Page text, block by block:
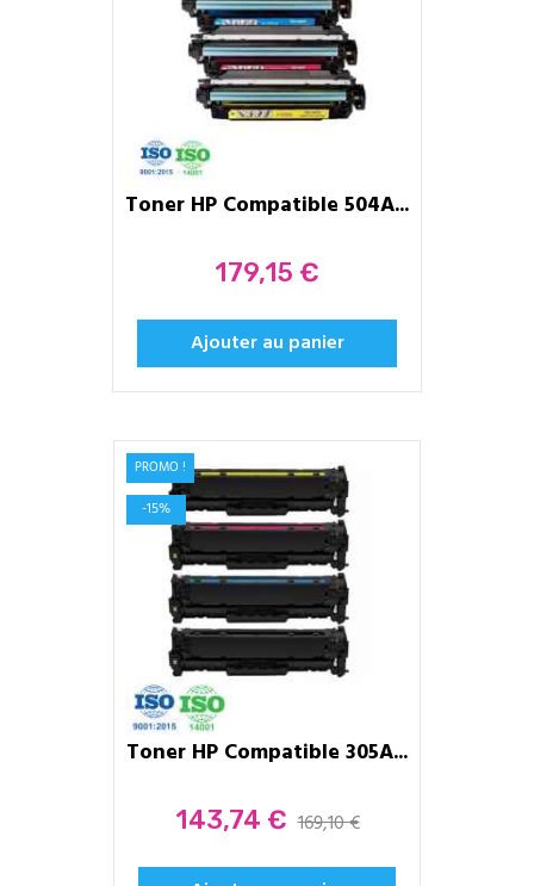
Toner HP Compatible 504A...
Prix
179,15 €
Ajouter au panier
Toner HP Compatible 305A...
Prix
143,74 € 169,10 €
PROMO !
-15%